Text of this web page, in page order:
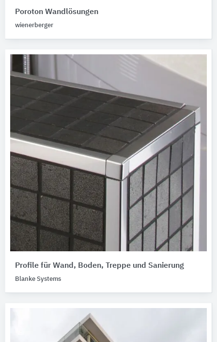
Poroton Wandlösungen
wienerberger
Profile für Wand, Boden, Treppe und Sanierung
Blanke Systems